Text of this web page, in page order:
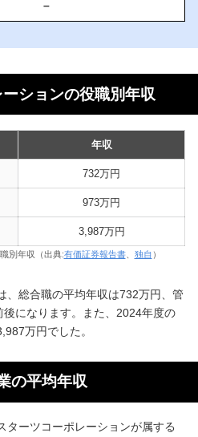
–
ションの役職別年収
年収
732万円
973万円
3,987万円
別年収（出典:有価証券報告書、 独自 ）
、総合職の平均年収は732万円、管
になります。また、2024年度の
万円でした。
の平均年収
ターツコーポレーションが属する